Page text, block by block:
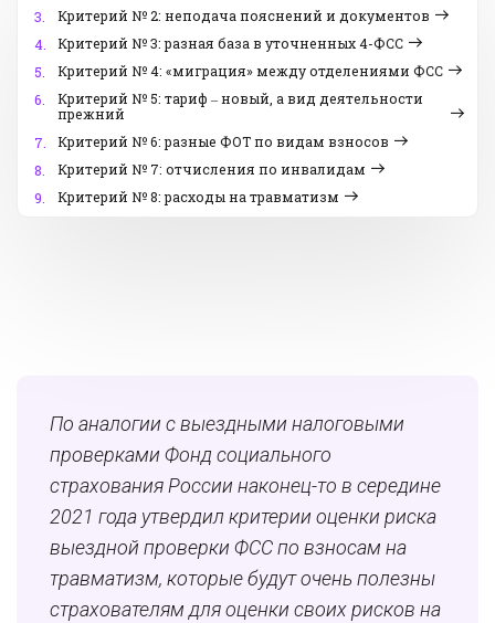
3.
Критерий № 2: неподача пояснений и документов
4.
Критерий № 3: разная база в уточненных 4-ФСС
5.
Критерий № 4: «миграция» между отделениями ФСС
6.
Критерий № 5: тариф ‒ новый, а вид деятельности
прежний
7.
Критерий № 6: разные ФОТ по видам взносов
8.
Критерий № 7: отчисления по инвалидам
9.
Критерий № 8: расходы на травматизм
По аналогии с выездными налоговыми
проверками Фонд социального
страхования России наконец-то в середине
2021 года утвердил критерии оценки риска
выездной проверки ФСС по взносам на
травматизм, которые будут очень полезны
страхователям для оценки своих рисков на